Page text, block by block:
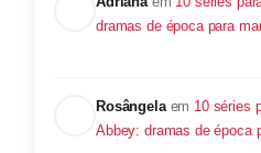
dramas de época para
Rosângela em 10 séries
Abbey: dramas de época